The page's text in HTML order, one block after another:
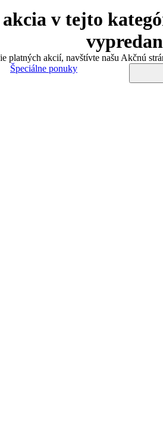
v tejto
platných akcií, navštívte našu Akčnú
Špeciálne ponuky